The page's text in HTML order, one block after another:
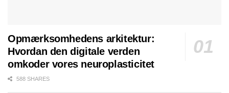
Opmærksomhedens arkitektur:
Hvordan den digitale verden
omkoder vores neuroplasticitet
588 SHARES